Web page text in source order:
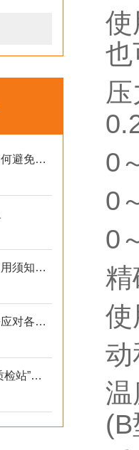
全不锈钢耐震压力表的机芯如何避免磨损？
不锈钢压力表的结构原理、使用须知、用途和特点
不锈钢压力表精准读数，轻松应对各种压力
压力表检验区：压力测量的“质检站”与“安全闸门”
0
0
0
精
使
动